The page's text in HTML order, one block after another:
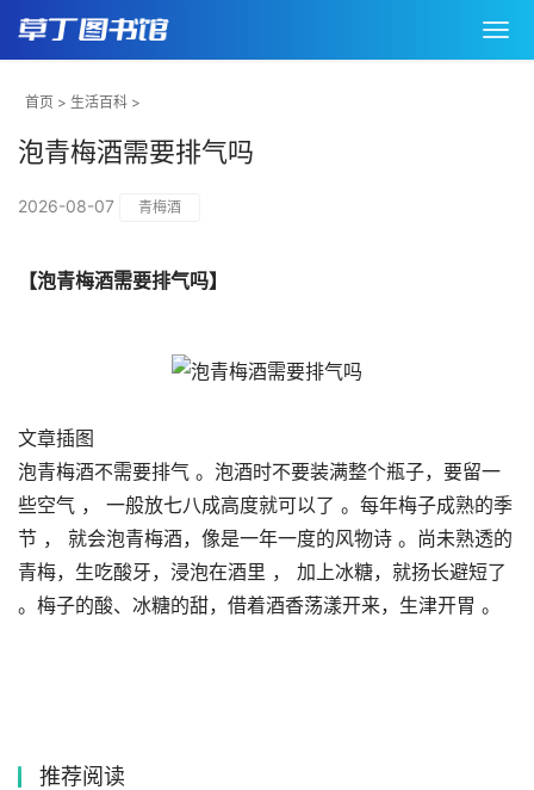
首页 > 生活百科 >
泡青梅酒需要排气吗
2026-08-07 青梅酒
【泡青梅酒需要排气吗】
文章插图
泡青梅酒不需要排气 。泡酒时不要装满整个瓶子，要留一
些空气 ， 一般放七八成高度就可以了 。每年梅子成熟的季
节 ， 就会泡青梅酒，像是一年一度的风物诗 。尚未熟透的
青梅，生吃酸牙，浸泡在酒里 ， 加上冰糖，就扬长避短了
。梅子的酸、冰糖的甜，借着酒香荡漾开来，生津开胃 。
推荐阅读